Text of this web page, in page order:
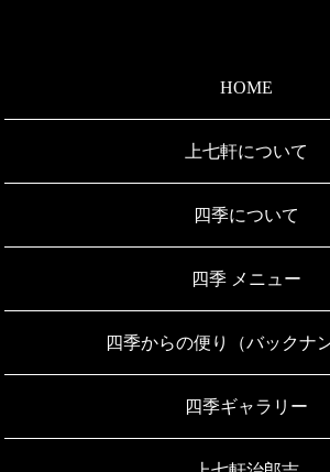
HOME
上七軒について
四季について
四季 メニュー
四季からの便り（バックナ
四季ギャラリー